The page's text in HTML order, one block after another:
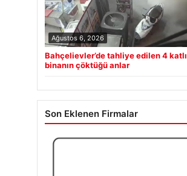
Ağustos 6, 2026
Bahçelievler’de tahliye edilen 4 katlı
binanın çöktüğü anlar
Son Eklenen Firmalar